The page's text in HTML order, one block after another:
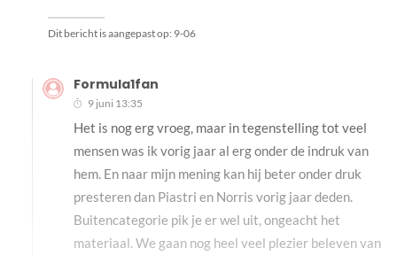
Dit bericht is aangepast op: 9-06
Formula1fan
9 juni 13:35
Het is nog erg vroeg, maar in tegenstelling tot veel
mensen was ik vorig jaar al erg onder de indruk van
hem. En naar mijn mening kan hij beter onder druk
presteren dan Piastri en Norris vorig jaar deden.
Buitencategorie pik je er wel uit, ongeacht het
materiaal. We gaan nog heel veel plezier beleven van